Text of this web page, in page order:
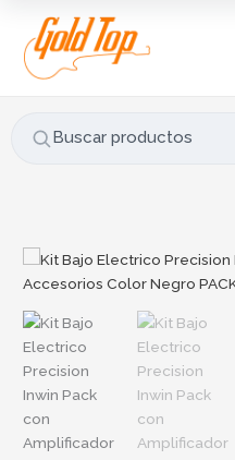
contenido
Buscar productos
u
s
r
Kit
Bajo
Precision
Inwin
Pack
con
Amplificador
+